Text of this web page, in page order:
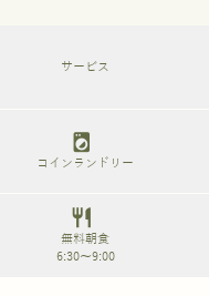
サービス
local_laundry_service
コインランドリー
restaurant
無料朝食
6:30～9:00